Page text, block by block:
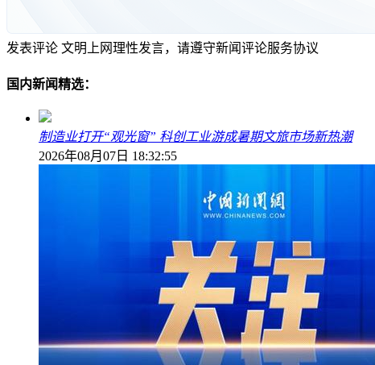
发表评论 文明上网理性发言，请遵守新闻评论服务协议
国内新闻精选：
制造业打开“观光窗” 科创工业游成暑期文旅市场新热潮
2026年08月07日 18:32:55